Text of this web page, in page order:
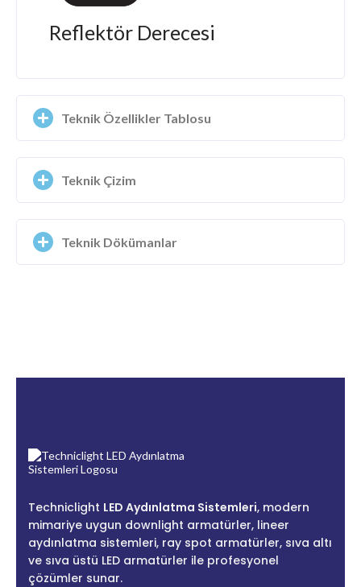
Reflektör Derecesi
Teknik Özellikler Tablosu
Teknik Çizim
Teknik Dökümanlar
Techniclight LED Aydınlatma Sistemleri, modern
mimariye uygun downlight armatürler, lineer
aydınlatma sistemleri, ray spot armatürler, sıva altı
ve sıva üstü LED armatürler ile profesyonel
çözümler sunar.